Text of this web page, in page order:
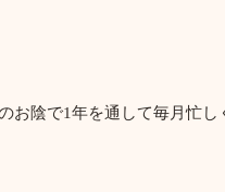
陰で1年を通して毎月忙し